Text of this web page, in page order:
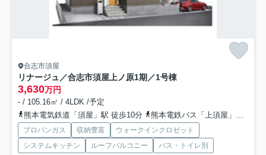
合志市須屋
リナージュ／合志市須屋上ノ原1期／1号棟
3,630万円
- / 105.16㎡ / 4LDK /予定
熊本電気鉄道「須屋」駅 徒歩10分
熊本電鉄バス「上須屋」バス停下車 徒歩3分
プロパンガス 収納豊富
ウォークインクロゼット
システムキッチン
ルーフバルコニー
バス・トイレ別